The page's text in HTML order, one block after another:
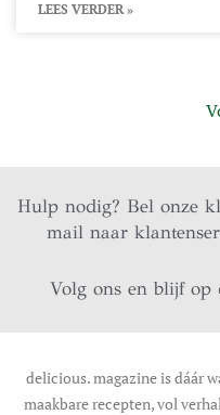
LEES VERDER »
Hulp nodig? Bel onze
mail naar
Volg ons en blijf op
delicious. magazine is dáár
maakbare recepten, vol